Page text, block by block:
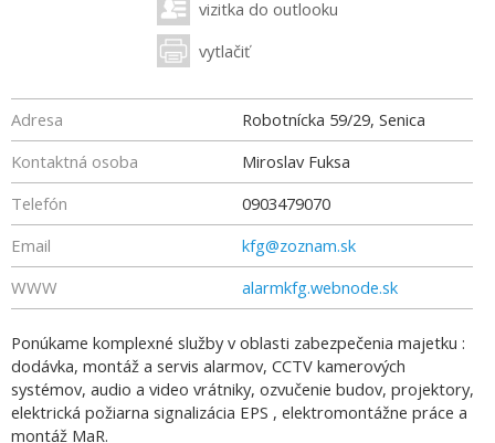
vizitka do outlooku
vytlačiť
Adresa
Robotnícka 59/29, Senica
Kontaktná osoba
Miroslav Fuksa
Telefón
0903479070
Email
kfg@zoznam.sk
WWW
alarmkfg.webnode.sk
Ponúkame komplexné služby v oblasti zabezpečenia majetku :
dodávka, montáž a servis alarmov, CCTV kamerových
systémov, audio a video vrátniky, ozvučenie budov, projektory,
elektrická požiarna signalizácia EPS , elektromontážne práce a
montáž MaR.